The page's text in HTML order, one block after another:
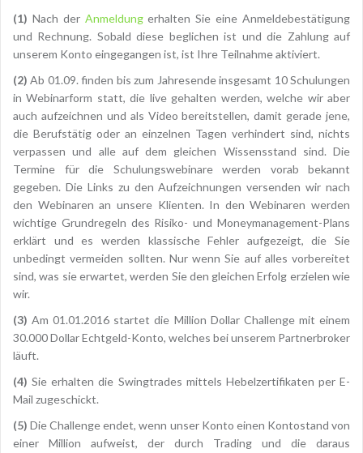
(1) Nach der Anmeldungerhalten Sie eine Anmeldebestätigung
und Rechnung. Sobald diese beglichen ist und die Zahlung auf
unserem Konto eingegangen ist, ist Ihre Teilnahme aktiviert.
(2) Ab 01.09. finden bis zum Jahresende insgesamt 10 Schulungen
in Webinarform statt, die live gehalten werden, welche wir aber
auch aufzeichnen und als Video bereitstellen, damit gerade jene,
die Berufstätig oder an einzelnen Tagen verhindert sind, nichts
verpassen und alle auf dem gleichen Wissensstand sind. Die
Termine für die Schulungswebinare werden vorab bekannt
gegeben. Die Links zu den Aufzeichnungen versenden wir nach
den Webinaren an unsere Klienten. In den Webinaren werden
wichtige Grundregeln des Risiko- und Moneymanagement-Plans
erklärt und es werden klassische Fehler aufgezeigt, die Sie
unbedingt vermeiden sollten. Nur wenn Sie auf alles vorbereitet
sind, was sie erwartet, werden Sie den gleichen Erfolg erzielen wie
wir.
(3) Am 01.01.2016 startet die Million Dollar Challenge mit einem
30.000 Dollar Echtgeld-Konto, welches bei unserem Partnerbroker
läuft.
(4) Sie erhalten die Swingtrades mittels Hebelzertifikaten per E-
Mail zugeschickt.
(5) Die Challenge endet, wenn unser Konto einen Kontostand von
einer Million aufweist, der durch Trading und die daraus